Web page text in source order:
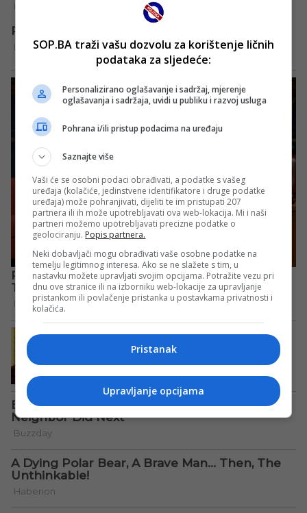
SOP.BA traži vašu dozvolu za korištenje ličnih
podataka za sljedeće:
Personalizirano oglašavanje i sadržaj, mjerenje
oglašavanja i sadržaja, uvidi u publiku i razvoj usluga
Pohrana i/ili pristup podacima na uređaju
Saznajte više
Vaši će se osobni podaci obrađivati, a podatke s vašeg
uređaja (kolačiće, jedinstvene identifikatore i druge podatke
uređaja) može pohranjivati, dijeliti te im pristupati 207
partnera ili ih može upotrebljavati ova web-lokacija. Mi i naši
partneri možemo upotrebljavati precizne podatke o
geolociranju. Popis partnera.
Neki dobavljači mogu obrađivati vaše osobne podatke na
temelju legitimnog interesa. Ako se ne slažete s tim, u
nastavku možete upravljati svojim opcijama. Potražite vezu pri
dnu ove stranice ili na izborniku web-lokacije za upravljanje
pristankom ili povlačenje pristanka u postavkama privatnosti i
kolačića.
Pristanak
Upravljanje opcijama